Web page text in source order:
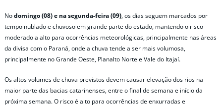
Nodomingo (08) e na segunda-feira (09), os dias seguem marcados por
tempo nublado e chuvoso em grande parte do estado, mantendo o risco
moderado a alto para ocorrências meteorológicas, principalmente nas áreas
da divisa com o Paraná, onde a chuva tende a ser mais volumosa,
principalmente no Grande Oeste, Planalto Norte e Vale do Itajaí.
Os altos volumes de chuva previstos devem causar elevação dos rios na
maior parte das bacias catarinenses, entre o final de semana e início da
próxima semana. O risco é alto para ocorrências de enxurradas e